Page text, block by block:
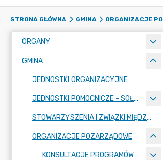
STRONA GŁÓWNA GMINA ORGANIZACJE
ORGANY
GMINA
JEDNOSTKI ORGANIZACYJNE
JEDNOSTKI POMOCNICZE - SOŁECTWA
STOWARZYSZENIA I ZWIĄZKI MIĘDZYGMINNE
ORGANIZACJE POZARZĄDOWE
KONSULTACJE PROGRAMÓW WSPÓŁPRACY Z ORGANIZACJAMI POZARZĄDOWYMI